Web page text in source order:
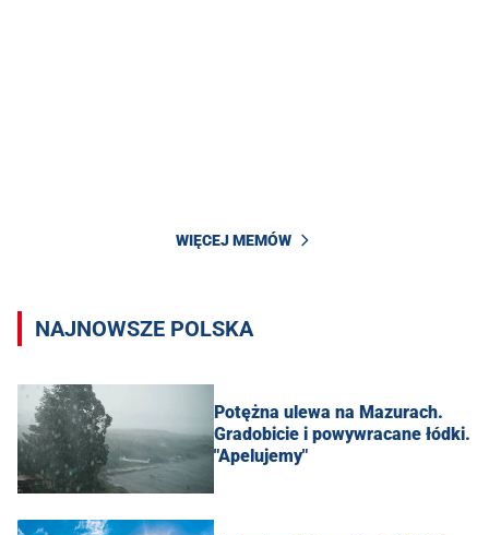
WIĘCEJ MEMÓW
NAJNOWSZE POLSKA
Potężna ulewa na Mazurach.
Gradobicie i powywracane łódki.
"Apelujemy"